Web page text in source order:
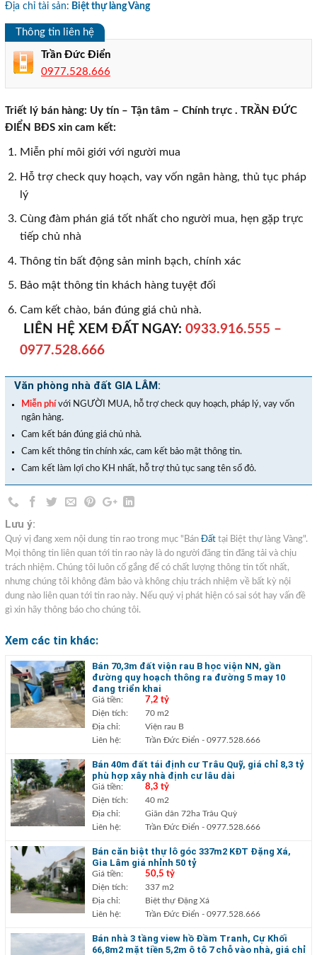
Địa chỉ tài sản: Biệt thự làng Vàng
Thông tin liên hệ
Trần Đức Điển
0977.528.666
Triết lý bán hàng: Uy tín – Tận tâm – Chính trực . TRẦN ĐỨC
ĐIỂN BĐS xin cam kết:
Miễn phí môi giới với người mua
Hỗ trợ check quy hoạch, vay vốn ngân hàng, thủ tục pháp
lý
Cùng đàm phán giá tốt nhất cho người mua, hẹn gặp trực
tiếp chủ nhà
Thông tin bất động sản minh bạch, chính xác
Bảo mật thông tin khách hàng tuyệt đối
Cam kết chào, bán đúng giá chủ nhà.
LIÊN HỆ XEM ĐẤT NGAY: 0933.916.555 –
0977.528.666
Văn phòng nhà đất GIA LÂM:
Miễn phí với NGƯỜI MUA, hỗ trợ check quy hoạch, pháp lý, vay vốn
ngân hàng.
Cam kết bán đúng giá chủ nhà.
Cam kết thông tin chính xác, cam kết bảo mật thông tin.
Cam kết làm lợi cho KH nhất, hỗ trợ thủ tục sang tên sổ đỏ.
Lưu ý:
Quý vị đang xem nội dung tin rao trong mục "Bán Đất tại Biệt thự làng Vàng".
Mọi thông tin liên quan tới tin rao này là do người đăng tin đăng tải và chịu
trách nhiệm. Chúng tôi luôn cố gắng để có chất lượng thông tin tốt nhất,
nhưng chúng tôi không đảm bảo và không chịu trách nhiệm về bất kỳ nội
dung nào liên quan tới tin rao này. Nếu quý vị phát hiện có sai sót hay vấn đề
gì xin hãy thông báo cho chúng tôi.
Xem các tin khác:
Bán 70,3m đất viện rau B học viện NN, gần
đường quy hoạch thông ra đường 5 may 10
đang triển khai
Giá tiền: 7,2 tỷ
Diện tích:
70 m2
Địa chỉ:
Viện rau B
Liên hệ:
Trần Đức Điển - 0977.528.666
Bán 40m đất tái định cư Trâu Quỹ, giá chỉ 8,3 tỷ
phù hợp xây nhà định cư lâu dài
Giá tiền: 8,3 tỷ
Diện tích:
40 m2
Địa chỉ:
Giãn dân 72ha Trâu Quỳ
Liên hệ:
Trần Đức Điển - 0977.528.666
Bán căn biệt thự lô góc 337m2 KĐT Đặng Xá,
Gia Lâm giá nhỉnh 50 tỷ
Giá tiền: 50,5 tỷ
Diện tích:
337 m2
Địa chỉ:
Biệt thự Đặng Xá
Liên hệ:
Trần Đức Điển - 0977.528.666
Bán nhà 3 tầng view hồ Đầm Tranh, Cự Khối
66,8m2 mặt tiền 5,2m ô tô 7 chỗ vào nhà, giá chỉ